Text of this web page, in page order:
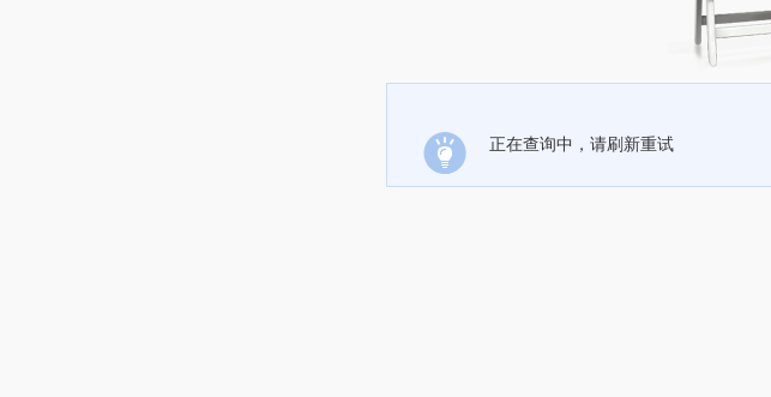
正在查询中，请刷新重试